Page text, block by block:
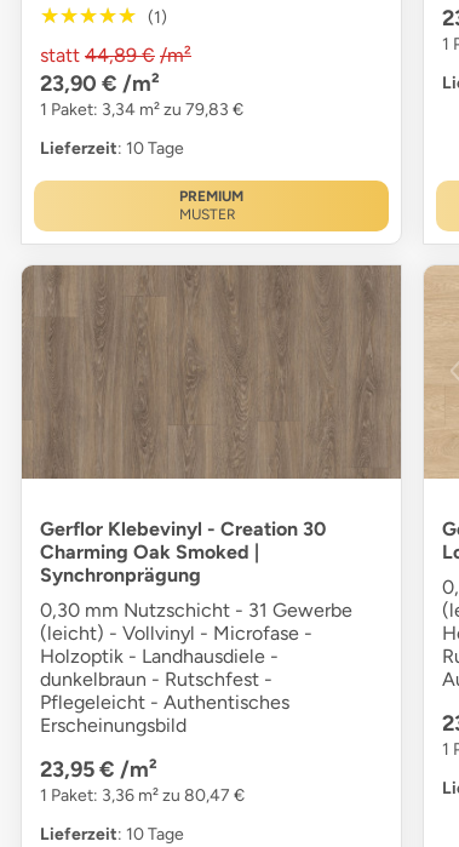
★★★★★
★★★★★ (1)
statt 44,89 € /m²
23,90 € /m²
1 Paket: 3,34 m² zu 79,83 €
Lieferzeit: 10 Tage
PREMIUM
MUSTER
1
Gerflor Klebevinyl - Creation 30
Charming Oak Smoked |
Synchronprägung
0,30 mm Nutzschicht - 31 Gewerbe
(leicht) - Vollvinyl - Microfase -
Holzoptik - Landhausdiele -
dunkelbraun - Rutschfest -
Pflegeleicht - Authentisches
Erscheinungsbild
23,95 € /m²
1 Paket: 3,36 m² zu 80,47 €
Lieferzeit: 10 Tage
1